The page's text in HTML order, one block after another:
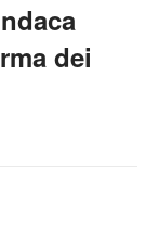
dei